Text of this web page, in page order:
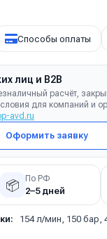
Способы оплаты
лиц и B2B
расчёт,
для компаний и
avd.ru
Оформить заявку
📦 По РФ
2–5 дней
154 л/мин, 150 бар,